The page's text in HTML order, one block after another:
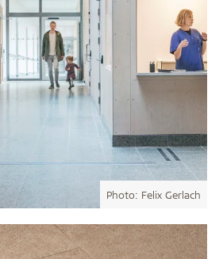
Photo: Felix Gerlach